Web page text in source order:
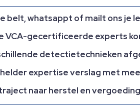
belt, whatsappt of mailt ons je
VCA-gecertificeerde experts
detectietechnieken
expertise verslag met
naar herstel en